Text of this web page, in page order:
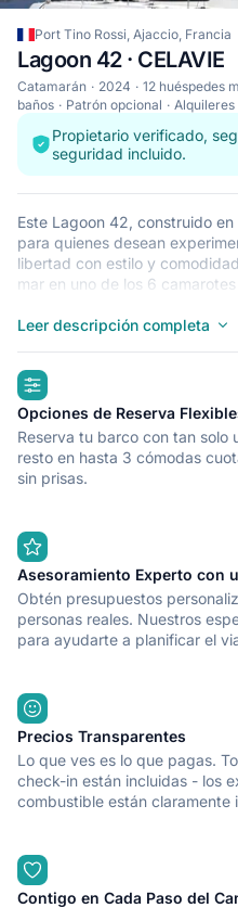
Port Tino Rossi, Ajaccio, Francia
Lagoon 42 · CELAVIE
Catamarán 2024 12 huéspedes
baños
Patrón opcional
Propietario verificado,
seguridad incluido.
Este Lagoon 42, construido
para quienes desean
libertad con estilo y
mar en uno de los 6
que duerman 12 personas y
Ajaccio, un punto de partida
en barco. ¡Que todo vaya
Leer descripción completa
highlights
Opciones de Reserva
Reserva tu barco con tan solo
resto en hasta 3 cómodas
sin prisas.
Asesoramiento Experto con
Obtén presupuestos
personas reales. Nuestros
para ayudarte a planificar el
Precios Transparentes
Lo que ves es lo que pagas.
check-in están incluidas - los
combustible están claramente
Contigo en Cada Paso del